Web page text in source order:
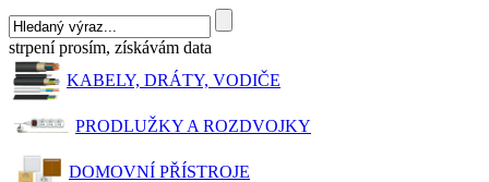
strpení prosím, získávám data
KABELY, DRÁTY, VODIČE
PRODLUŽKY A ROZDVOJKY
DOMOVNÍ PŘÍSTROJE